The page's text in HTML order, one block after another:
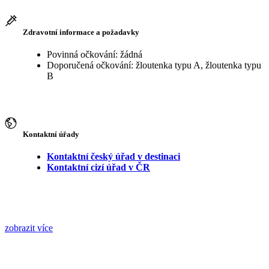
Zdravotní informace a požadavky
Povinná očkování: žádná
Doporučená očkování: žloutenka typu A, žloutenka typu
B
Kontaktní úřady
Kontaktní český úřad v destinaci
Kontaktní cizí úřad v ČR
zobrazit více